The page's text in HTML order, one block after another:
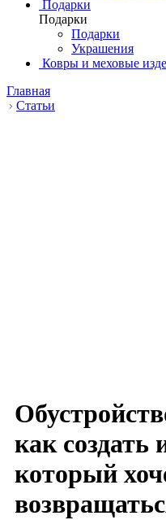
Подарки
Подарки
Подарки
Украшения
Ковры и меховые
Главная
Статьи
как создать
который